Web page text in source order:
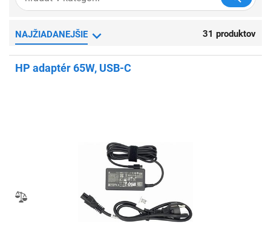
NAJŽIADANEJŠIE 31 produktov
HP adaptér 65W, USB-C